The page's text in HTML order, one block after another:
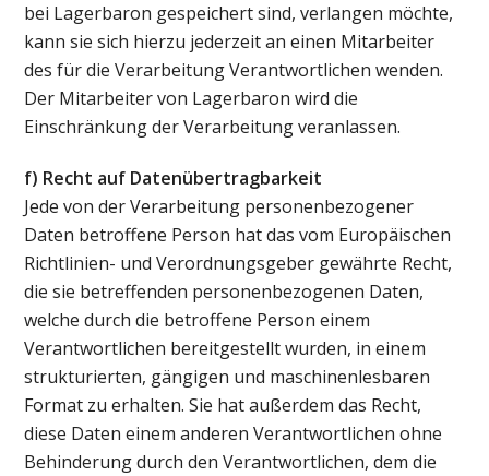
bei Lagerbaron gespeichert sind, verlangen möchte,
kann sie sich hierzu jederzeit an einen Mitarbeiter
des für die Verarbeitung Verantwortlichen wenden.
Der Mitarbeiter von Lagerbaron wird die
Einschränkung der Verarbeitung veranlassen.
f) Recht auf Datenübertragbarkeit
Jede von der Verarbeitung personenbezogener
Daten betroffene Person hat das vom Europäischen
Richtlinien- und Verordnungsgeber gewährte Recht,
die sie betreffenden personenbezogenen Daten,
welche durch die betroffene Person einem
Verantwortlichen bereitgestellt wurden, in einem
strukturierten, gängigen und maschinenlesbaren
Format zu erhalten. Sie hat außerdem das Recht,
diese Daten einem anderen Verantwortlichen ohne
Behinderung durch den Verantwortlichen, dem die